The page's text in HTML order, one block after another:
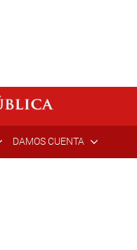
DAMOS CUENTA